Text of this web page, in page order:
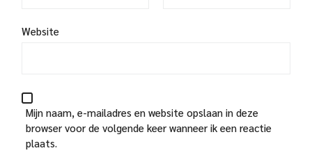
Website
Mijn naam, e-mailadres en website opslaan in deze
browser voor de volgende keer wanneer ik een reactie
plaats.